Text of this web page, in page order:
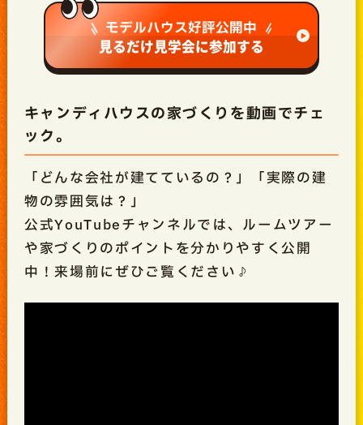
モデルハウス好評公開中
見るだけ見学会に参加する
キャンディハウスの家づくりを動画でチェ
ック。
「どんな会社が建てているの？」「実際の建
物の雰囲気は？」
公式YouTubeチャンネルでは、ルームツアー
や家づくりのポイントを分かりやすく公開
中！来場前にぜひご覧ください♪